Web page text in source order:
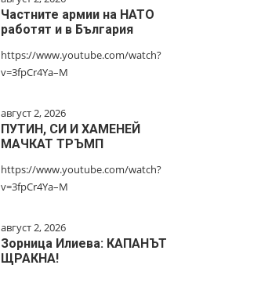
Частните армии на НАТО
работят и в България
https://www.youtube.com/watch?
v=3fpCr4Ya–M
август 2, 2026
ПУТИН, СИ И ХАМЕНЕЙ
МАЧКАТ ТРЪМП
https://www.youtube.com/watch?
v=3fpCr4Ya–M
август 2, 2026
Зорница Илиева: КАПАНЪТ
ЩРАКНА!